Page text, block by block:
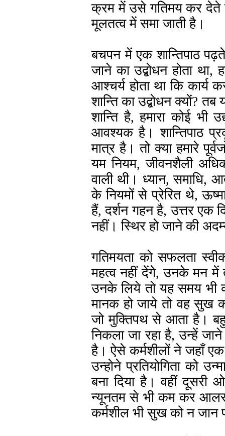
क्रम में उसे गतिमय कर देते
मूलतत्व में समा जाती है।
बचपन में एक शान्तिपाठ
जाने का उद्बोधन होता
आश्चर्य होता था कि कार्य
शान्ति का उद्बोधन क्यों?
शान्ति है, हमारा कोई भी
आवश्यक है। शान्तिपाठ
मात्र है। तो क्या हमारे
यम नियम, जीवनशैली
वाली थी। ध्यान, समाधि,
के नियमों से प्रेरित थे,
हैं, दर्शन गहन है, उत्तर एक
नहीं। स्थिर हो जाने की
गतिमयता को सफलता
महत्व नहीं देंगे, उनके मन
उनके लिये तो यह समय भी
मानक हो जाये तो वह सुख
जो मुक्तिपथ से आता है।
निकला जा रहा है, उन्हें
है। ऐसे कर्मशीलों ने जहाँ
उन्होने प्रतियोगिता को
बना दिया है। वहीं
न्यूनतम से भी कम कर
कर्मशील भी सुख को न जान